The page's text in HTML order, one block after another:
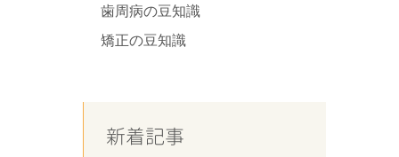
歯周病の豆知識
矯正の豆知識
新着記事